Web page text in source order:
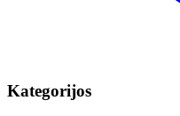
Kategorijos